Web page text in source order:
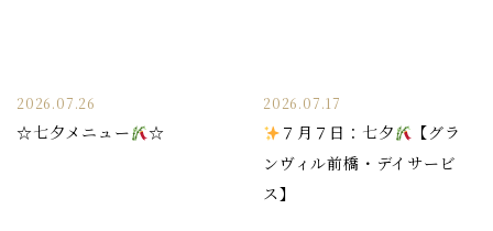
2026.07.26
☆七夕メニュー ☆
2026.07.17
７月７日：七夕
【グラ
ンヴィル前橋・デイサービ
ス】